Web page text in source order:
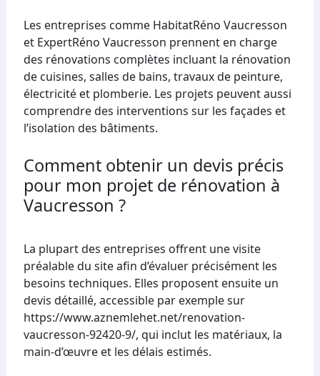
Les entreprises comme HabitatRéno Vaucresson
et ExpertRéno Vaucresson prennent en charge
des rénovations complètes incluant la rénovation
de cuisines, salles de bains, travaux de peinture,
électricité et plomberie. Les projets peuvent aussi
comprendre des interventions sur les façades et
l’isolation des bâtiments.
Comment obtenir un devis précis
pour mon projet de rénovation à
Vaucresson ?
La plupart des entreprises offrent une visite
préalable du site afin d’évaluer précisément les
besoins techniques. Elles proposent ensuite un
devis détaillé, accessible par exemple sur
https://www.aznemlehet.net/renovation-
vaucresson-92420-9/, qui inclut les matériaux, la
main-d’œuvre et les délais estimés.